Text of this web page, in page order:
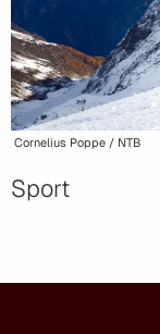
Cornelius Poppe / NTB
Sport